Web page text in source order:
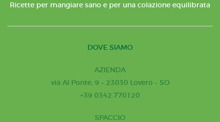
Ricette per mangiare sano e per una colazione equilibrata
DOVE SIAMO
AZIENDA
via Al Ponte, 9 – 23030 Lovero – SO
+39 0342.770120
SPACCIO